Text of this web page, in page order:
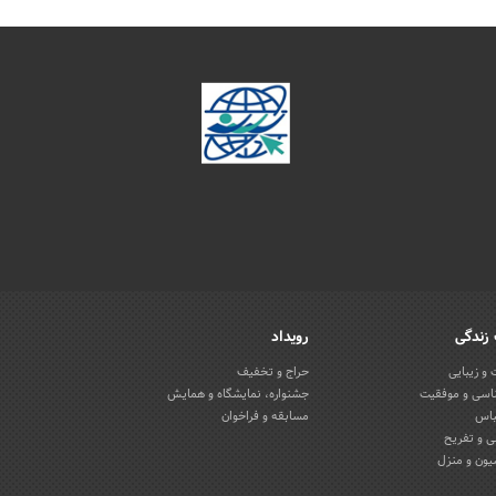
زیبایی
و موفقیت
و تفریح
و منزل
رویداد
حراج و تخفیف
جشنواره، نمایشگاه و همایش
مسابقه و فراخوان